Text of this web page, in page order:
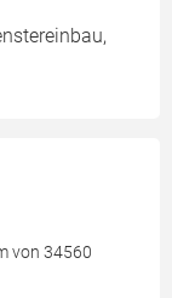
von 34560